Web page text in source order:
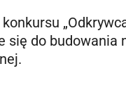
się do